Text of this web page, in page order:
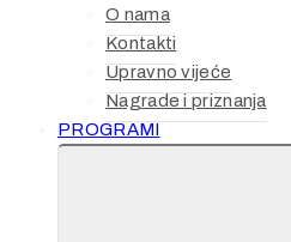
O nama
Kontakti
Upravno vijeće
Nagrade i priznanja
PROGRAMI